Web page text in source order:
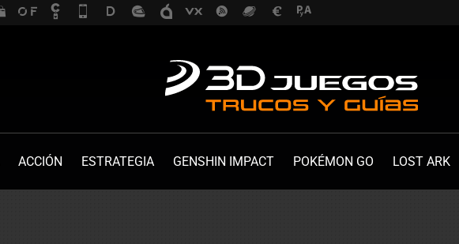
ACCIÓN ESTRATEGIA GENSHIN IMPACT POKÉMON GO LOST ARK